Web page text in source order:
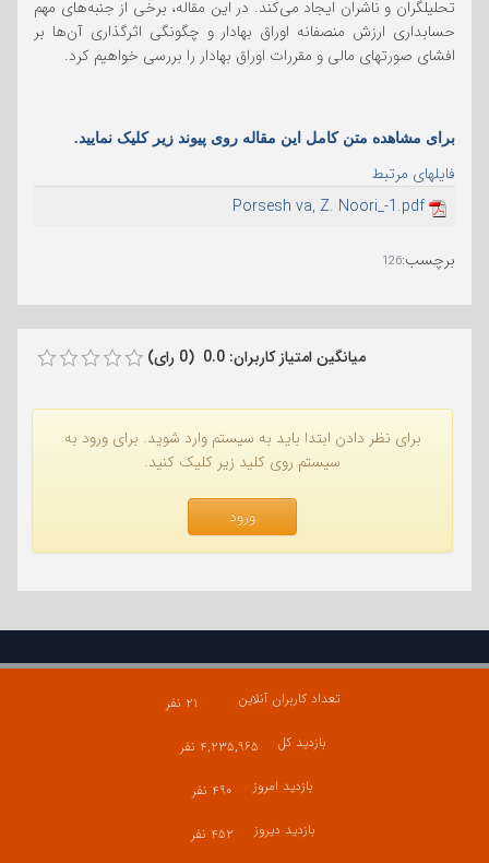
تحلیلگران و ناشران ایجاد می‌کند. در این مقاله، برخی از جنبه‌های مهم
حسابداری ارزش منصفانه اوراق بهادار و چگونگی اثرگذاری آن‌ها بر
افشای صورتهای مالی و مقررات اوراق بهادار را بررسی خواهیم کرد.
برای مشاهده متن کامل این مقاله روی پیوند زیر کلیک نمایید.
فایلهای مرتبط
Porsesh va, Z. Noori_-1.pdf
برچسب:
126
میانگین امتیاز کاربران: 0.0 (0 رای)
برای نظر دادن ابتدا باید به سیستم وارد شوید. برای ورود به
سیستم روی کلید زیر کلیک کنید.
ورود
تعداد کاربران آنلاین
۲۱ نفر
بازدید کل
۴,۲۳۵,۹۶۵ نفر
بازدید امروز
۴۹۰ نفر
بازدید دیروز
۴۵۲ نفر